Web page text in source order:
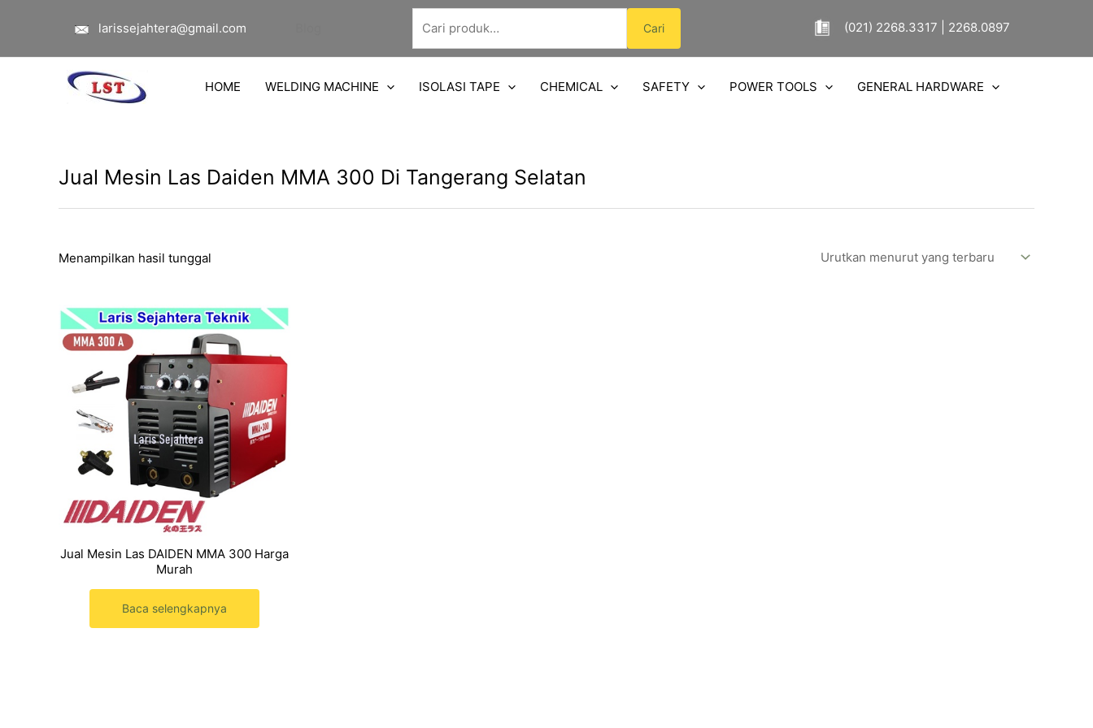
larissejahtera@gmail.com
Pencarian
untuk:
Cari (021) 2268.3317 | 2268.0897
HOME WELDING MACHINE ISOLASI TAPE CHEMICAL SAFETY POWER TOOLS GENERAL HARDWARE
Jual Mesin Las Daiden MMA 300 Di Tangerang Selatan
Menampilkan hasil tunggal
Jual Mesin Las DAIDEN MMA 300 Harga
Murah
Baca selengkapnya